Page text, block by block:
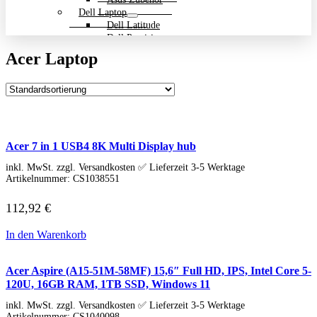
Dell Laptop
Dell Latitude
Dell Precision
Gigabyte Laptop
Gigabyte Aorus
200 Serie
Dragonfly
EliteBook
ENVY
ZBook Fury
ZBook Power
ZBook Studio
ZBook Workstation
Acer Laptop
Acer 7 in 1 USB4 8K Multi Display hub
inkl. MwSt. zzgl. Versandkosten ✅ Lieferzeit 3-5 Werktage
Artikelnummer: CS1038551
112,92 €
In den Warenkorb
Acer Aspire (A15-51M-58MF) 15,6″ Full HD, IPS, Intel Core 5-
120U, 16GB RAM, 1TB SSD, Windows 11
inkl. MwSt. zzgl. Versandkosten ✅ Lieferzeit 3-5 Werktage